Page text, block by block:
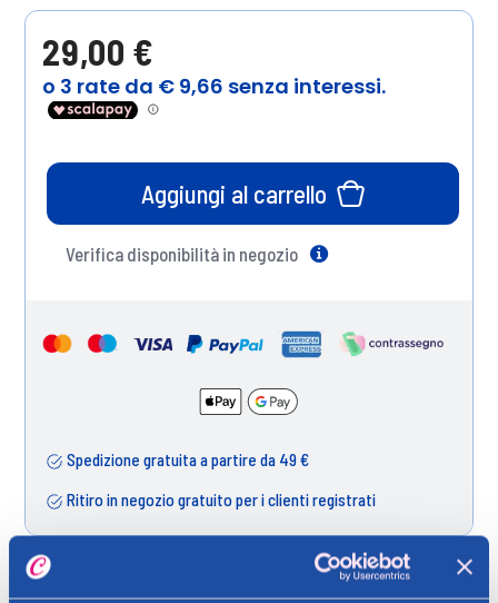
29,00 €
Aggiungi al carrello
Verifica disponibilità in negozio
Spedizione gratuita a partire da 49 €
Ritiro in negozio gratuito per i clienti registrati